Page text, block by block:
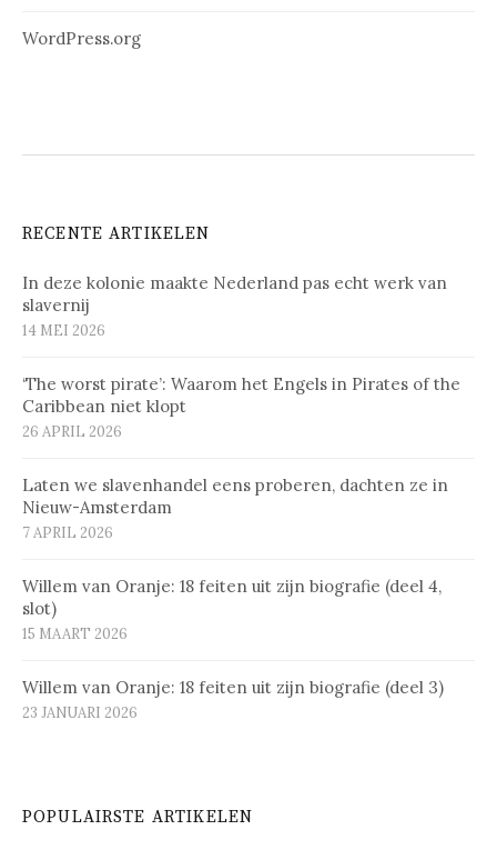
WordPress.org
RECENTE ARTIKELEN
In deze kolonie maakte Nederland pas echt werk van
slavernij
14 MEI 2026
‘The worst pirate’: Waarom het Engels in Pirates of the
Caribbean niet klopt
26 APRIL 2026
Laten we slavenhandel eens proberen, dachten ze in
Nieuw-Amsterdam
7 APRIL 2026
Willem van Oranje: 18 feiten uit zijn biografie (deel 4,
slot)
15 MAART 2026
Willem van Oranje: 18 feiten uit zijn biografie (deel 3)
23 JANUARI 2026
POPULAIRSTE ARTIKELEN